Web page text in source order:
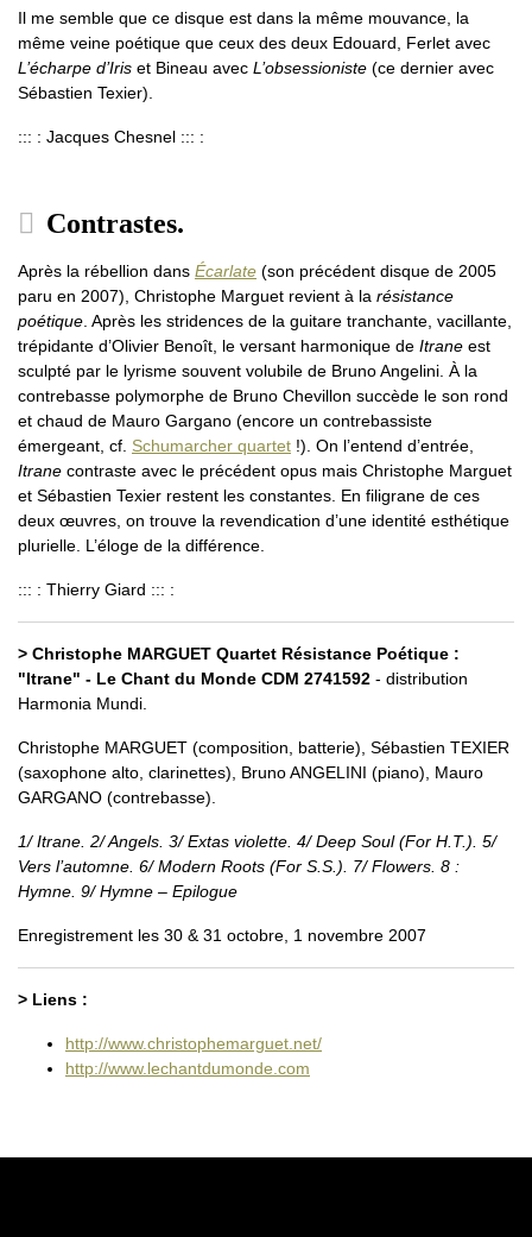
Il me semble que ce disque est dans la même mouvance, la
même veine poétique que ceux des deux Edouard, Ferlet avec
L’écharpe d’Iris et Bineau avec L’obsessioniste (ce dernier avec
Sébastien Texier).
::: : Jacques Chesnel ::: :
Contrastes.
Après la rébellion dans Écarlate (son précédent disque de 2005
paru en 2007), Christophe Marguet revient à la résistance
poétique . Après les stridences de la guitare tranchante, vacillante,
trépidante d’Olivier Benoît, le versant harmonique de Itrane est
sculpté par le lyrisme souvent volubile de Bruno Angelini. À la
contrebasse polymorphe de Bruno Chevillon succède le son rond
et chaud de Mauro Gargano (encore un contrebassiste
émergeant, cf. Schumarcher quartet !). On l’entend d’entrée,
Itrane contraste avec le précédent opus mais Christophe Marguet
et Sébastien Texier restent les constantes. En filigrane de ces
deux œuvres, on trouve la revendication d’une identité esthétique
plurielle. L’éloge de la différence.
::: : Thierry Giard ::: :
> Christophe MARGUET Quartet Résistance Poétique :
"Itrane" - Le Chant du Monde CDM 2741592 - distribution
Harmonia Mundi.
Christophe MARGUET (composition, batterie), Sébastien TEXIER
(saxophone alto, clarinettes), Bruno ANGELINI (piano), Mauro
GARGANO (contrebasse).
1/ Itrane. 2/ Angels. 3/ Extas violette. 4/ Deep Soul (For H.T.). 5/
Vers l’automne. 6/ Modern Roots (For S.S.). 7/ Flowers. 8 :
Hymne. 9/ Hymne – Epilogue
Enregistrement les 30 & 31 octobre, 1 novembre 2007
> Liens :
http://www.christophemarguet.net/
http://www.lechantdumonde.com